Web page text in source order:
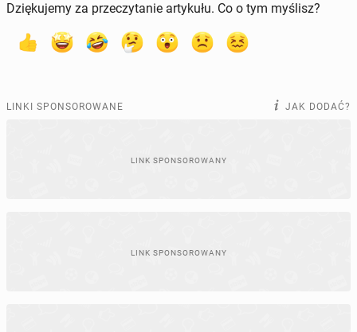
Dziękujemy za przeczytanie artykułu. Co o tym myślisz?
LINKI SPONSOROWANE JAK DODAĆ?